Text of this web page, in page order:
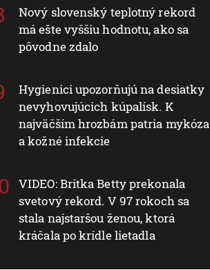
Nový slovenský teplotný rekord
má ešte vyššiu hodnotu, ako sa
pôvodne zdalo
Hygienici upozorňujú na desiatky
nevyhovujúcich kúpalísk. K
najväčším hrozbám patria mykóza
a kožné infekcie
VIDEO: Britka Betty prekonala
svetový rekord. V 97 rokoch sa
stala najstaršou ženou, ktorá
kráčala po krídle lietadla